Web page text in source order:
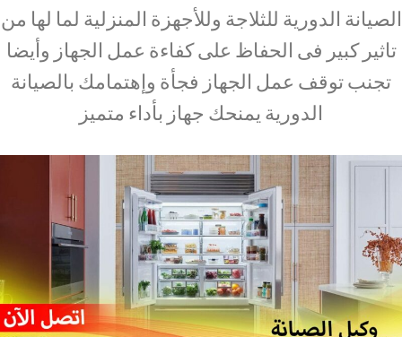
الصيانة الدورية للثلاجة وللأجهزة المنزلية لما لها من
تاثير كبير فى الحفاظ على كفاءة عمل الجهاز وأيضا
تجنب توقف عمل الجهاز فجأة وإهتمامك بالصيانة
الدورية يمنحك جهاز بأداء متميز